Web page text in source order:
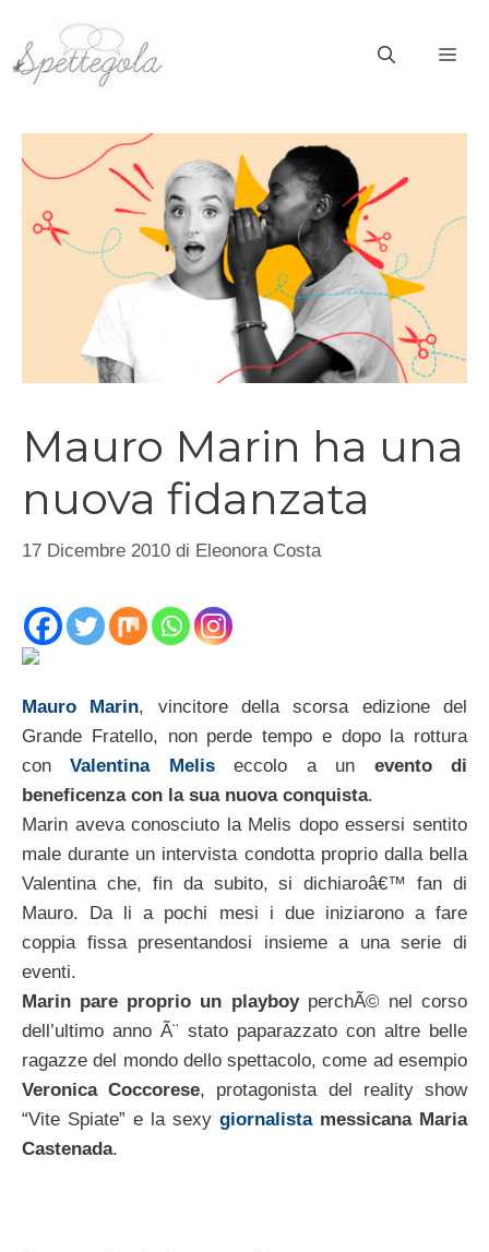
contenuto
Mauro Marin ha una
nuova fidanzata
17 Dicembre 2010 di Eleonora Costa
Mauro Marin, vincitore della scorsa edizione del
Grande Fratello, non perde tempo e dopo la rottura
conValentina Meliseccolo a un evento di
beneficenza con la sua nuova conquista.
Marin aveva conosciuto la Melis dopo essersi sentito
male durante un intervista condotta proprio dalla bella
Valentina che, fin da subito, si dichiaroâ€™ fan di
Mauro. Da li a pochi mesi i due iniziarono a fare
coppia fissa presentandosi insieme a una serie di
eventi.
Marin pare proprio un playboyperchÃ© nel corso
dell’ultimo anno Ã¨ stato paparazzato con altre belle
ragazze del mondo dello spettacolo, come ad esempio
Veronica Coccorese, protagonista del reality show
“Vite Spiate” e la sexy giornalistamessicana Maria
Castenada.